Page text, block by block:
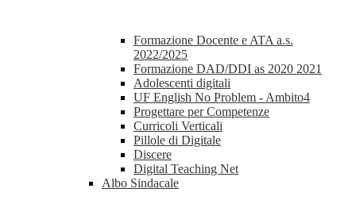
Formazione Docente e ATA a.s.
2022/2025
Formazione DAD/DDI as 2020 2021
Adolescenti digitali
UF English No Problem - Ambito4
Progettare per Competenze
Curricoli Verticali
Pillole di Digitale
Discere
Digital Teaching Net
Albo Sindacale